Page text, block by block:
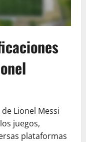
Lionel Messi
juegos,
plataformas